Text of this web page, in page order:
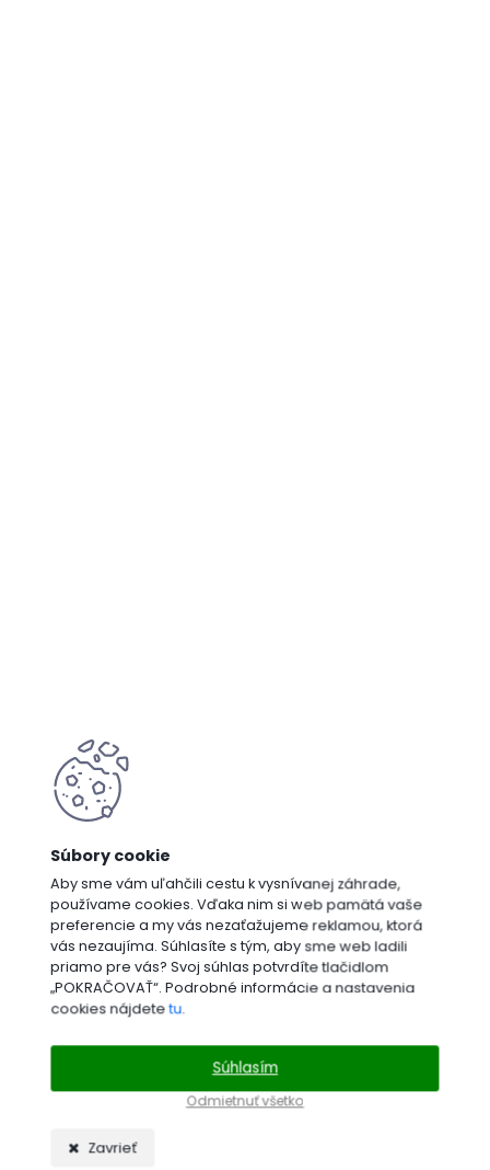
Aby sme vám uľahčili cestu k vysnívanej záhrade,
používame cookies. Vďaka nim si web pamätá vaše
preferencie a my vás nezaťažujeme reklamou, ktorá
vás nezaujíma. Súhlasíte s tým, aby sme web ladili
priamo pre vás? Svoj súhlas potvrdíte tlačidlom
„POKRAČOVAŤ“. Podrobné informácie a nastavenia
cookies nájdetetu.
Odmietnuť všetko
Súhlasím
Zavrieť